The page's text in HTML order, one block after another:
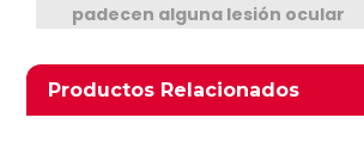
Ver Carrito
Seguir Comprando
padecen alguna lesión ocular
Productos Relacionados
Productos relacionados